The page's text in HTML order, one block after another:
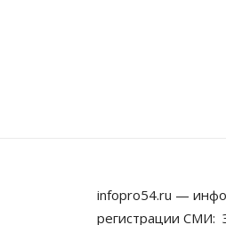
infopro54.ru —
регистрации СМИ: